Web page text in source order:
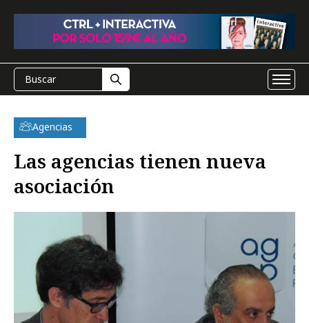
Agencias
Las agencias tienen nueva
asociación